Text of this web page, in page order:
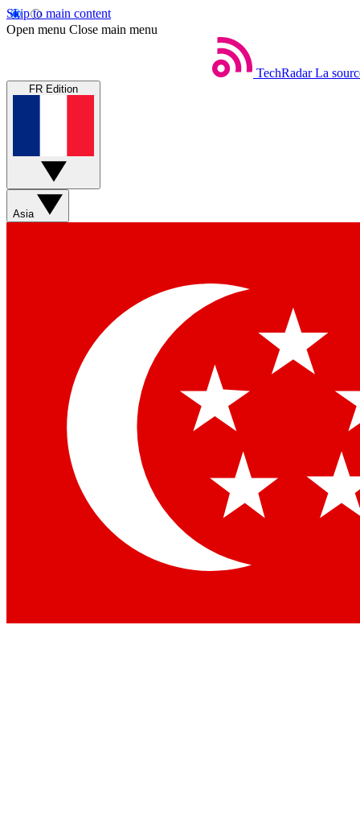
Skip to main content
Open menu Close main menu
TechRadar La
FR Edition
Asia